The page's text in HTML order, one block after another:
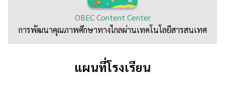
OBEC Content Center
การพัฒนาคุณภาพศึกษาทางไกลผ่านเทคโนโลยีสารสนเทศ
แผนที่โรงเรียน